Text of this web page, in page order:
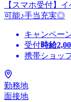
【スマホ受付】
可能♪手当充実◎
キャンペー
受付時給
携帯ショッ
勤務地
面接地